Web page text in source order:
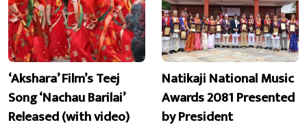
‘Akshara’ Film’s Teej
Song ‘Nachau Barilai’
Released (with video)
Natikaji National Music
Awards 2081 Presented
by President